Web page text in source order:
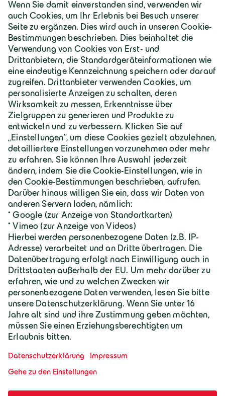
Deutschland | Deutsch
Geiger Gruppe
Über Geiger
Karriere
Geiger Gruppe
Wilhelm-Geiger-Straße 1
87561 Oberstdorf
+49 8322 18 0
info@geigergruppe.de
Darf ich mich vorstellen, ich bin der
Fragen und Anliegen.